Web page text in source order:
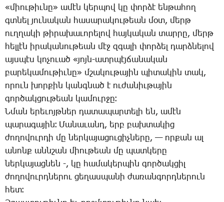
«միու­թիւ­նը» ա­մէն կեր­պով կը փոր­ձէ են­թա­հող
գտնել յու­նա­կան հա­սա­րա­կու­թեան մօտ, մերթ
ուղ­ղա­կի թի­րա­խա­ւո­րե­լով հայ­կա­կան տար­րը, մերթ
հել­լէն ի­րա­կա­նու­թեան մէջ զգա­լի փոր­ձել դարձ­նե­լով
այս­պէս կո­չո­ւած «յոյն-ատր­պէյ­ճա­նա­կան
բա­րե­կա­մու­թիւ­նը» մշա­կու­թա­յին պի­տա­կին տակ,
ո­րուն խոր­քին կանգ­նած է ու­ժա­նիւ­թա­յին
գոր­ծակ­ցու­թեան կա­մուր­ջը։
Ն­ման ե­րե­ւոյթ­ներ դա­տա­պար­տե­լի են, ա­մէն
պա­րա­գա­յին։ ­Մա­նա­ւանդ, երբ բախ­տա­կից
ժո­ղո­վուր­դի մը ներ­կա­յա­ցու­ցիչ­նե­րը, — որ­քան ալ
ա­նոնք անն­շան միու­թեան մը պատ­կե­րը
ներ­կա­յաց­նեն -, կը հա­մա­կեր­պին գոր­ծակ­ցիլ
ժո­ղո­վուրդ­նե­րու ցե­ղաս­պա­նի ժա­ռան­գորդ­նե­րուն
հետ։